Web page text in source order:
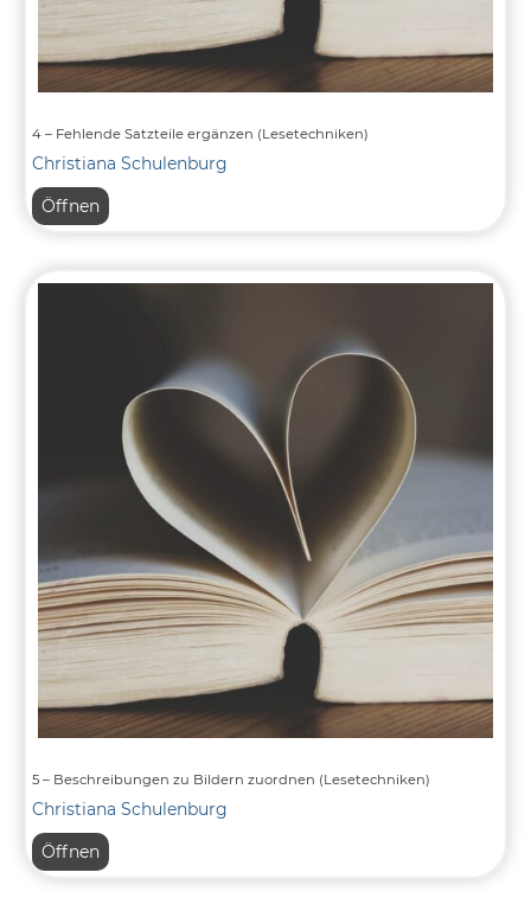
4 – Fehlende Satzteile ergänzen (Lesetechniken)
Christiana Schulenburg
Öffnen4
–
Satzteile
5 – Beschreibungen zu Bildern zuordnen (Lesetechniken)
Christiana Schulenburg
Öffnen5
–